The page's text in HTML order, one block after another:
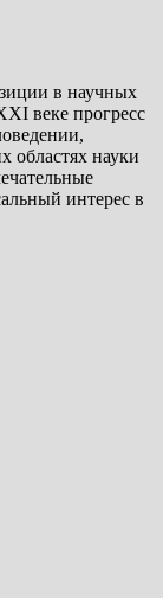
в научных
веке прогресс
областях науки
интерес в